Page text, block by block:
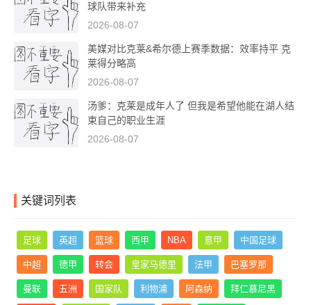
球队带来补充
2026-08-07
美媒对比克莱&希尔德上赛季数据：效率持平 克
莱得分略高
2026-08-07
汤爹：克莱是成年人了 但我是希望他能在湖人结
束自己的职业生涯
2026-08-07
关键词列表
足球 英超 篮球 西甲 NBA 意甲 中国足球
中超 德甲 转会 皇家马德里 法甲 巴塞罗那
曼联 五洲 国家队 利物浦 阿森纳 拜仁慕尼黑